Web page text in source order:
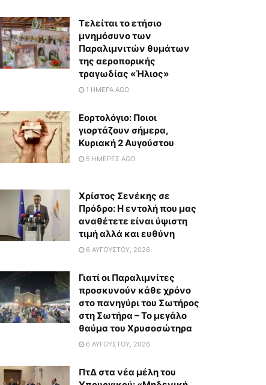
Τελείται το ετήσιο
μνημόσυνο των
Παραλιμνιτών θυμάτων
της αεροπορικής
τραγωδίας «Ήλιος»
1 ΗΜΈΡΑ AGO
Εορτολόγιο: Ποιοι
γιορτάζουν σήμερα,
Κυριακή 2 Αυγούστου
5 ΗΜΈΡΕΣ AGO
Χρίστος Σενέκης σε
Πρόδρο: Η εντολή που μας
αναθέτετε είναι ύψιστη
τιμή αλλά και ευθύνη
6 ΑΥΓΟΎΣΤΟΥ, 2026
Γιατί οι Παραλιμνίτες
προσκυνούν κάθε χρόνο
στο πανηγύρι του Σωτήρος
στη Σωτήρα – Το μεγάλο
θαύμα του Χρυσοσώτηρα
6 ΑΥΓΟΎΣΤΟΥ, 2026
ΠτΔ στα νέα μέλη του